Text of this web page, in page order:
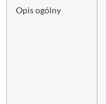
Opis ogólny